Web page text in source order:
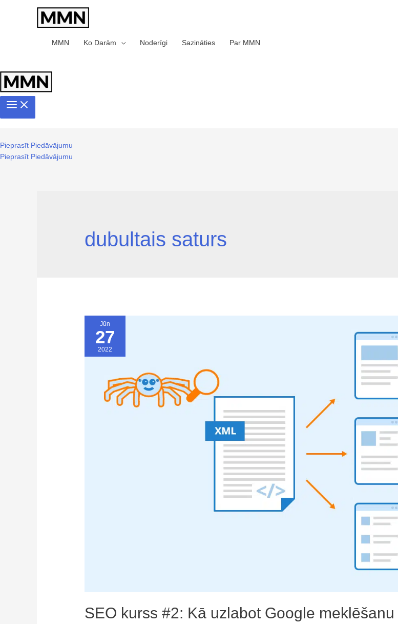
MMN Ko Darām Noderīgi Sazināties Par MMN
Pieprasīt Piedāvājumu
Pieprasīt Piedāvājumu
dubultais saturs
Jūn
27
2022
SEO kurss #2: Kā uzlabot Google meklēšanu